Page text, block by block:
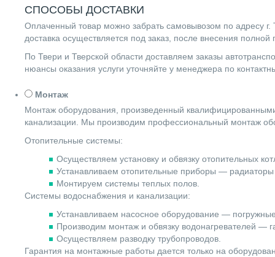
СПОСОБЫ ДОСТАВКИ
Оплаченный товар можно забрать самовывозом по адресу г.
доставка осуществляется под заказ, после внесения полной
По Твери и Тверской области доставляем заказы
нюансы оказания услуги уточняйте у менеджера по
Монтаж
Монтаж оборудования, произведенный
канализации. Мы производим профессиональный монтаж
Отопительные системы:
Осуществляем установку и обвязку отопительных
Устанавливаем отопительные приборы —
Монтируем системы теплых полов.
Системы водоснабжения и канализации:
Устанавливаем насосное оборудование —
Производим монтаж и обвязку водонагревателей —
Осуществляем разводку трубопроводов.
Гарантия на монтажные работы дается только на